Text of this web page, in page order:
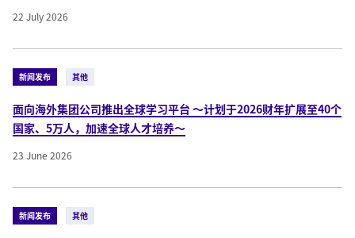
22 July 2026
新闻发布 其他
面向海外集团公司推出全球学习平台 ～计划于2026财年扩展至40个
国家、5万人，加速全球人才培养～
23 June 2026
新闻发布 其他